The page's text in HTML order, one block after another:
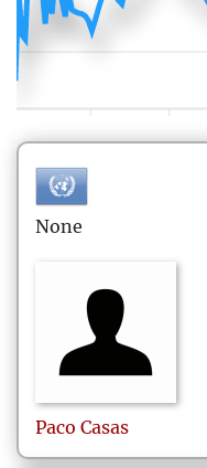
None
Paco Casas